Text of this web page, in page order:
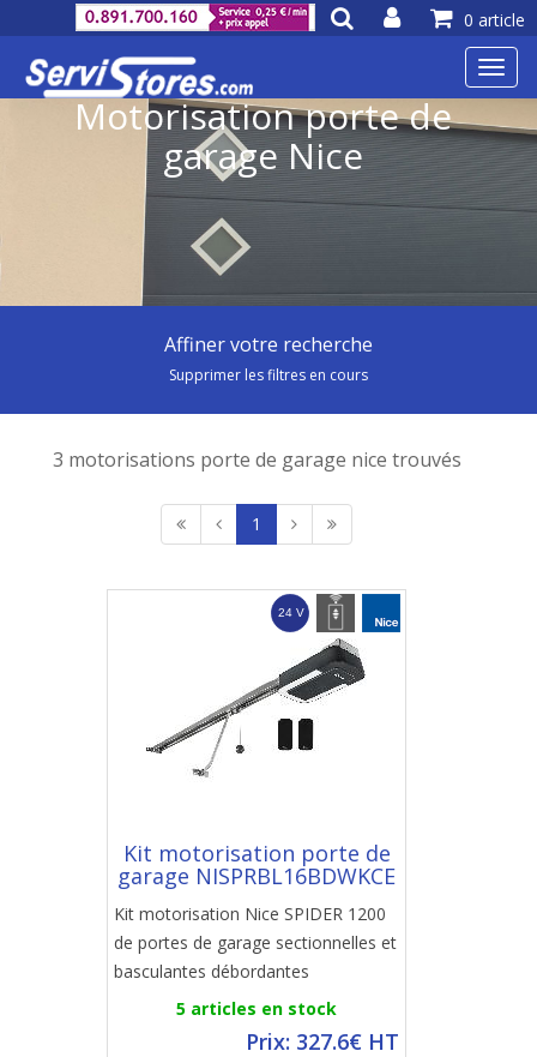
0 article
Motorisation porte de
garage Nice
Affiner votre recherche
Supprimer les filtres en cours
3 motorisations porte de garage nice trouvés
1
Kit motorisation porte de
garage NISPRBL16BDWKCE
Kit motorisation Nice SPIDER 1200
de portes de garage sectionnelles et
basculantes débordantes
5 articles en stock
Prix: 327.6€ HT